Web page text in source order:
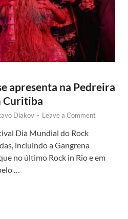
apresenta na Pedreira
Curitiba
Diakov - Leave a Comment
Dia Mundial do Rock
incluindo a Gangrena
no último Rock in Rio e em
…